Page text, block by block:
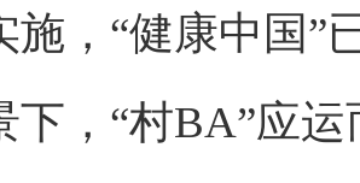
施，“健康中国”
下，“村BA”应